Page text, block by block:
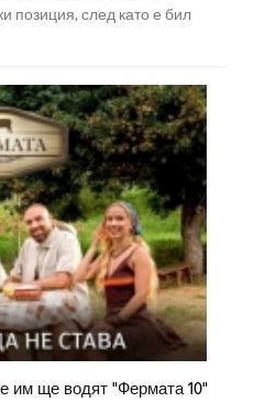
позиция, след като е бил
им ще водят "Фермата 10"